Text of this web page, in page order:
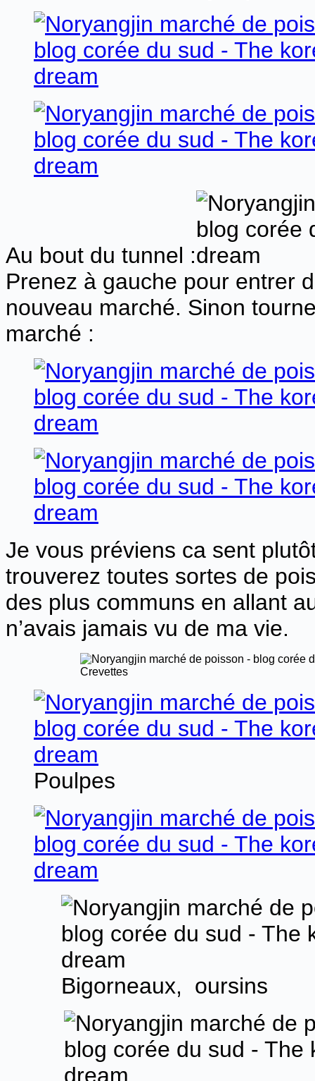
Au bout du tunnel :
Prenez à gauche pour entrer
nouveau marché. Sinon
marché :
Je vous préviens ca sent
trouverez toutes sortes de
des plus communs en allant
n’avais jamais vu de ma vie.
Crevettes
Poulpes
Bigorneaux, oursins